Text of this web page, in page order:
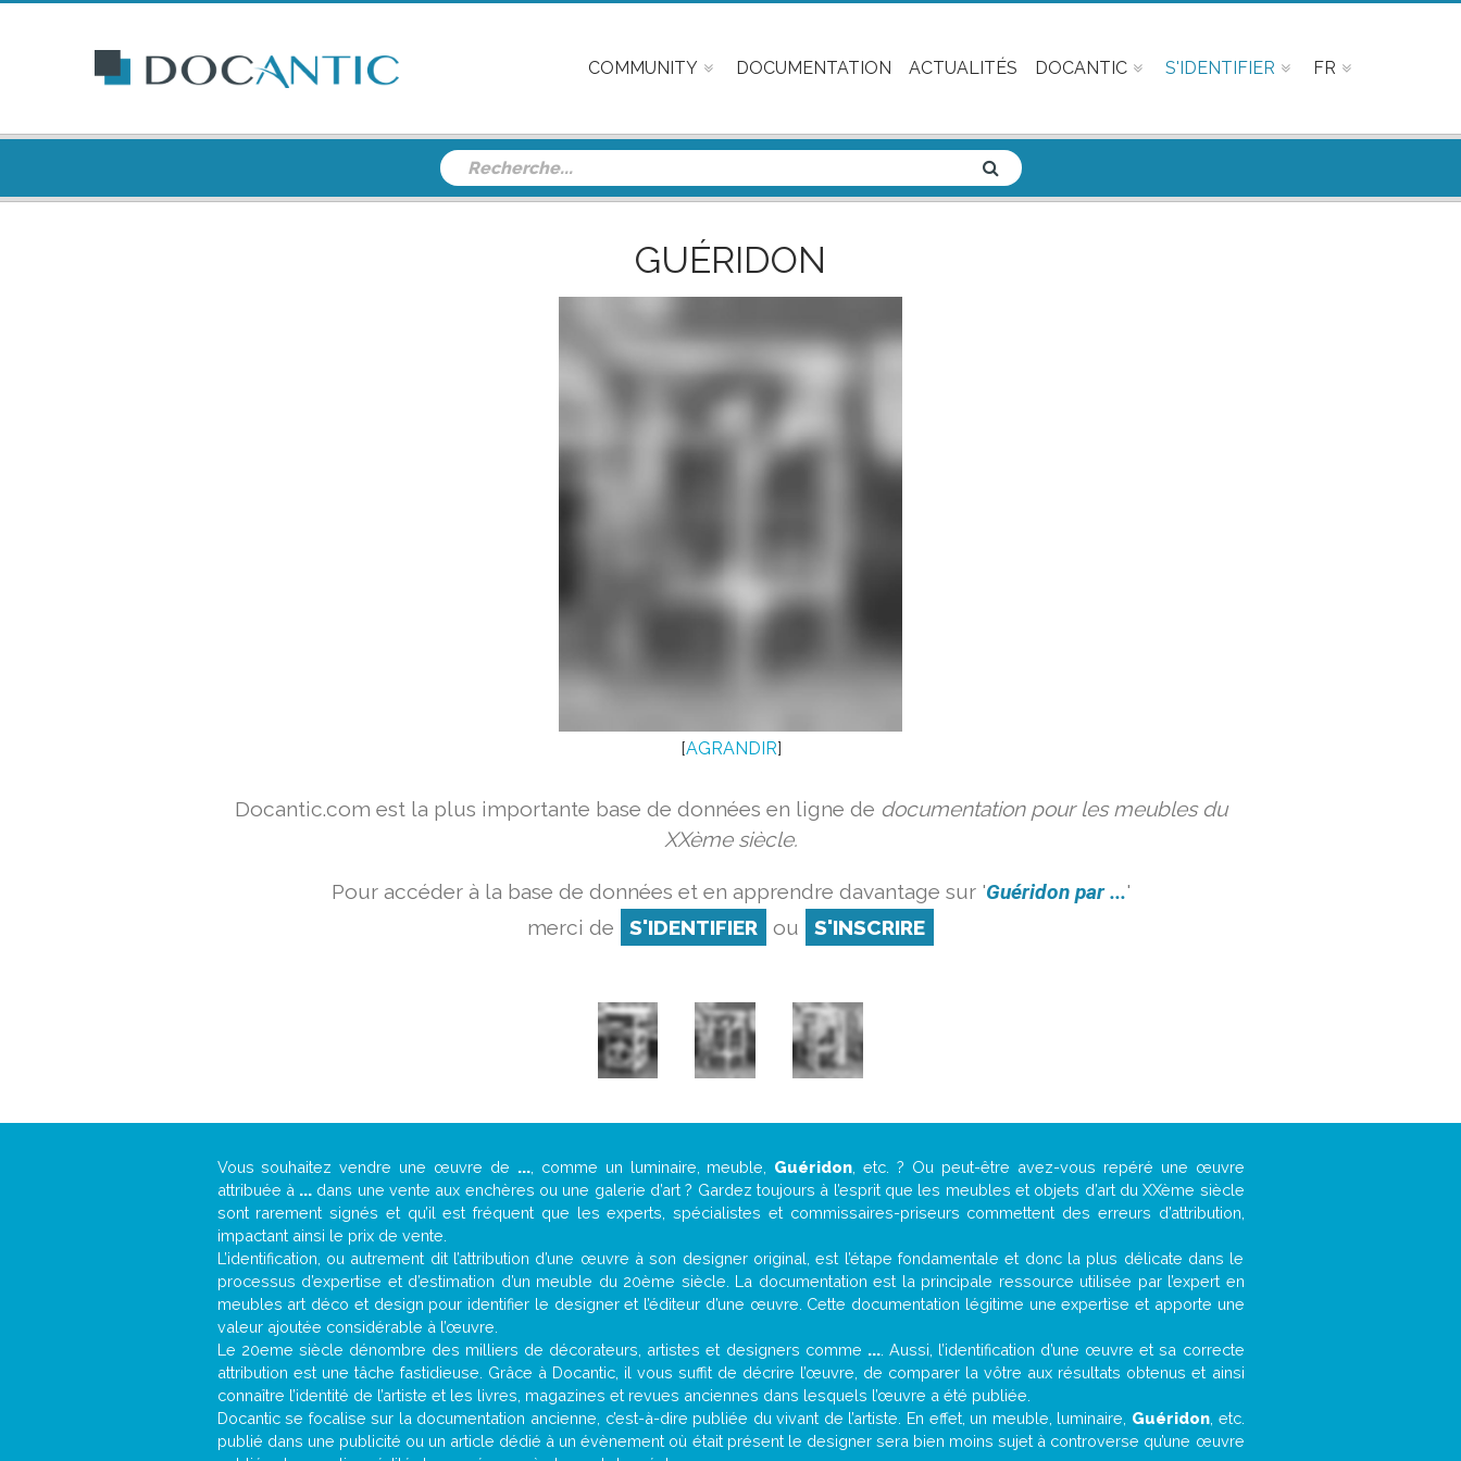
COMMUNITY DOCUMENTATION ACTUALITÉS DOCANTIC S'IDENTIFIER FR
GUÉRIDON
[AGRANDIR]
Docantic.com est la plus importante base de données en ligne de documentation pour les meubles du
XXème siècle.
Pour accéder à la base de données et en apprendre davantage sur 'Guéridon par ...'
merci de
S'IDENTIFIER ou S'INSCRIRE
Vous souhaitez vendre une œuvre de ..., comme un luminaire, meuble, Guéridon , etc. ? Ou peut-être avez-vous repéré une œuvre
attribuée à ... dans une vente aux enchères ou une galerie d’art ? Gardez toujours à l’esprit que les meubles et objets d’art du XXème siècle
sont rarement signés et qu’il est fréquent que les experts, spécialistes et commissaires-priseurs commettent des erreurs d’attribution,
impactant ainsi le prix de vente.
L’identification, ou autrement dit l’attribution d’une œuvre à son designer original, est l’étape fondamentale et donc la plus délicate dans le
processus d’expertise et d’estimation d’un meuble du 20ème siècle. La documentation est la principale ressource utilisée par l’expert en
meubles art déco et design pour identifier le designer et l’éditeur d’une œuvre. Cette documentation légitime une expertise et apporte une
valeur ajoutée considérable à l’œuvre.
Le 20eme siècle dénombre des milliers de décorateurs, artistes et designers comme .... Aussi, l’identification d’une œuvre et sa correcte
attribution est une tâche fastidieuse. Grâce à Docantic, il vous suffit de décrire l’œuvre, de comparer la vôtre aux résultats obtenus et ainsi
connaître l’identité de l’artiste et les livres, magazines et revues anciennes dans lesquels l’œuvre a été publiée.
Docantic se focalise sur la documentation ancienne, c’est-à-dire publiée du vivant de l’artiste. En effet, un meuble, luminaire, Guéridon, etc.
publié dans une publicité ou un article dédié à un évènement où était présent le designer sera bien moins sujet à controverse qu’une œuvre